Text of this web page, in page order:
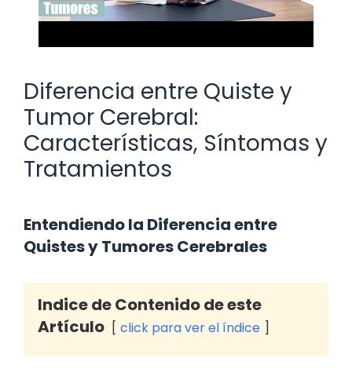
Diferencia entre Quiste y
Tumor Cerebral:
Características, Síntomas y
Tratamientos
Entendiendo la Diferencia entre
Quistes y Tumores Cerebrales
Indice de Contenido de este
Artículo
click para ver el índice